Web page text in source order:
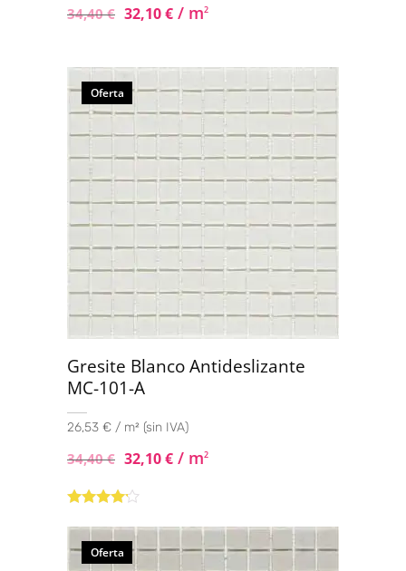
34,40€ 32,10€ / m2
Oferta
Gresite Blanco Antideslizante
MC-101-A
26,53 € / m² (sin IVA)
34,40€ 32,10€ / m2
con4.00
de 5Oferta